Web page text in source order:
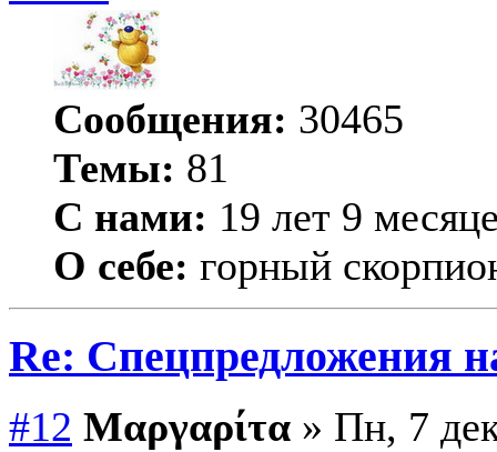
Сообщения: 30465
Темы: 81
С нами: 19 лет 9
О себе: горный
Re: Спецпредложения
#12 Μαργαρίτα » Пн, 7